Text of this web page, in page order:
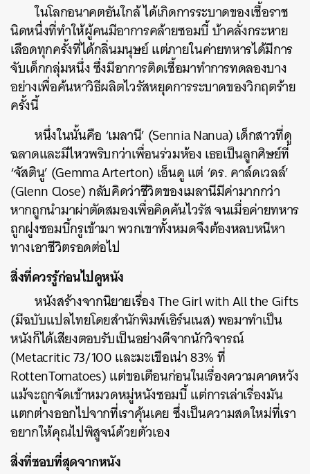
ในโลกอนาคตอันใกล้ ได้เกิดการระบาดของเชื้อราช
นิดหนึ่งที่ทำให้ผู้คนมีอาการคล้ายซอมบี้ บ้าคลั่งกระหาย
เลือดทุกครั้งที่ได้กลิ่นมนุษย์ แต่ภายในค่ายทหารได้มีการ
จับเด็กกลุ่มหนึ่ง ซึ่งมีอาการติดเชื้อมาทำการทดลองบาง
อย่างเพื่อค้นหาวิธีผลิตไวรัสหยุดการระบาดของวิกฤตร้าย
ครั้งนี้
หนึ่งในนั้นคือ ‘เมลานี’ (Sennia Nanua) เด็กสาวที่ดู
ฉลาดและมีไหวพริบกว่าเพื่อนร่วมห้อง เธอเป็นลูกศิษย์ที่
‘จัสตินู’ (Gemma Arterton) เอ็นดู แต่ ‘ดร. คาล์ดเวลล์’
(Glenn Close) กลับคิดว่าชีวิตของเมลานีมีค่ามากกว่า
หากถูกนำมาผ่าตัดสมองเพื่อคิดค้นไวรัส จนเมื่อค่ายทหาร
ถูกฝูงซอมบี้กรูเข้ามา พวกเขาทั้งหมดจึงต้องหลบหนีหา
ทางเอาชีวิตรอดต่อไป
สิ่งที่ควรรู้ก่อนไปดูหนัง
หนังสร้างจากนิยายเรื่อง The Girl with All the Gifts
(มีฉบับแปลไทยโดยสำนักพิมพ์เอิร์นเนส) พอมาทำเป็น
หนังก็ได้เสียงตอบรับเป็นอย่างดีจากนักวิจารณ์
(Metacritic 73/100 และมะเขือเน่า 83% ที่
RottenTomatoes) แต่ขอเตือนก่อนในเรื่องความคาดหวัง
แม้จะถูกจัดเข้าหมวดหมู่หนังซอมบี้ แต่การเล่าเรื่องมัน
แตกต่างออกไปจากที่เราคุ้นเคย ซึ่งเป็นความสดใหม่ที่เรา
อยากให้คุณไปพิสูจน์ด้วยตัวเอง
สิ่งที่ชอบที่สุดจากหนัง